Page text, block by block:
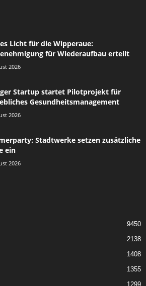
Licht für die Wipperaue:
für Wiederaufbau erteilt
2026
Startup startet Pilotprojekt für
Gesundheitsmanagement
2026
Stadtwerke setzen zusätzliche
ein
2026
9450
2138
1408
1355
1299